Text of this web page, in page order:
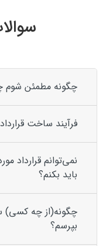
چگونه مطمئن شوم چه
فرآیند ساخت
نمی‌توانم قرارداد
باید بکنم؟
چگونه(از چه کسی)
بپرسم؟